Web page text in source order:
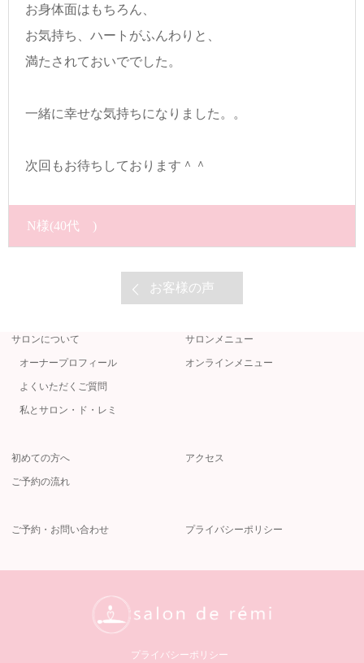
お身体面はもちろん、
お気持ち、ハートがふんわりと、
満たされておいででした。
一緒に幸せな気持ちになりました。。
次回もお待ちしております＾＾
N様(40代 )
お客様の声
サロンについて
オーナープロフィール
よくいただくご質問
私とサロン・ド・レミ
サロンメニュー
オンラインメニュー
初めての方へ
ご予約の流れ
アクセス
ご予約・お問い合わせ プライバシーポリシー
プライバシーポリシー